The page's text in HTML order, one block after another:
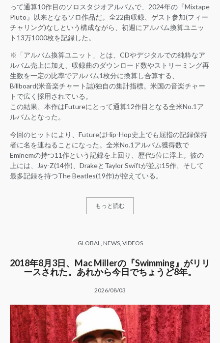
って通算10作目のソロスタジオアルバムで、2024年の『Mixtape
Pluto』以来となるソロ作品だ。全22曲収録、ゲスト参加(フィー
チャリング)なしという構成ながら、初週にアルバム換算ユニッ
ト13万1000枚を記録した。
※「アルバム換算ユニット」とは、CDやデジタルでの純粋なア
ルバム売上に加え、収録曲のダウンロード数やストリーミング再
生数を一定の比率でアルバム1枚分に換算し合算する、
Billboard(米音楽チャート誌)独自の集計指標。米国の音楽チャー
トで広く採用されている。
この結果、本作はFutureにとって通算12作目となる全米No.1ア
ルバムとなった。
今回のヒットにより、FutureはHip-Hop史上でも屈指の記録保持
者に名を連ねることになった。全米No.1アルバム獲得数で
Eminemの持つ11作という記録を上回り、歴代5位に浮上。彼の
上には、Jay-Z(14作)、DrakeとTaylor Swiftが並ぶ15作、そして
最多記録を持つThe Beatles(19作)が控えている。
もっと読む
GLOBAL, NEWS, VIDEOS
2018年8月3日、Mac Millerの『Swimming』がリリ
ースされた。あれから今日でちょうど8年。
2026/08/03